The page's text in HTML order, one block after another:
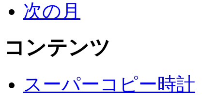
次の月
コンテンツ
スーパーコピー時計